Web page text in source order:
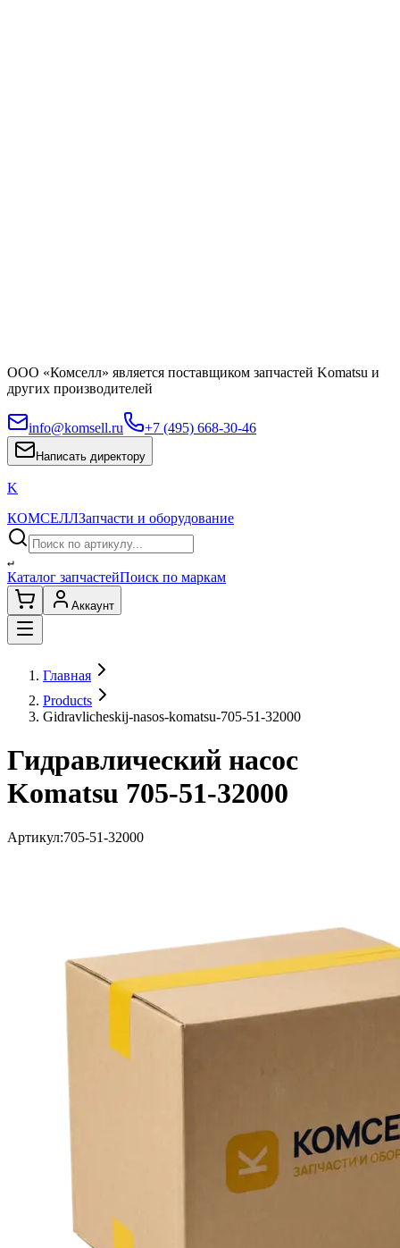
ООО «Комселл» является поставщиком запчастей Komatsu и
других производителей
info@komsell.ru +7 (495) 668-30-46
Написать директору
K
КОМСЕЛЛЗапчасти и оборудование
↵
Каталог запчастейПоиск по маркам
Аккаунт
Главная
Products
Gidravlicheskij-nasos-komatsu-705-51-32000
Гидравлический насос
Komatsu 705-51-32000
Артикул:705-51-32000